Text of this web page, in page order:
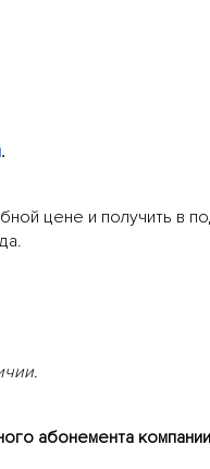
.
цене и получить в
абонемента